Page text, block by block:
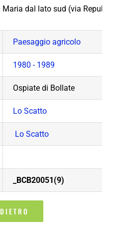
Maria dal lato sud (via
Paesaggio agricolo
1980 - 1989
Ospiate di Bollate
Lo Scatto
Lo Scatto
_BCB20051(9)